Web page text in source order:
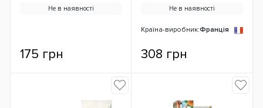
Не в наявності
175 грн
Не в наявності
Країна-виробник:Франція
308 грн